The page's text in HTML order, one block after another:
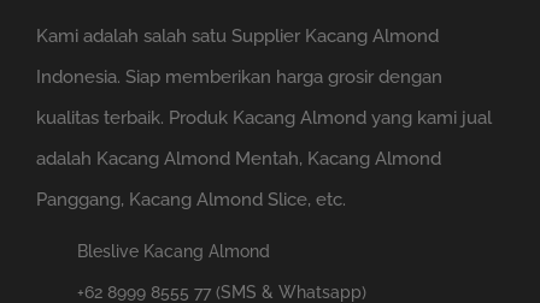
Kami adalah salah satu Supplier Kacang Almond
Indonesia. Siap memberikan harga grosir dengan
kualitas terbaik. Produk Kacang Almond yang kami jual
adalah Kacang Almond Mentah, Kacang Almond
Panggang, Kacang Almond Slice, etc.
Bleslive Kacang Almond
+62 8999 8555 77 (SMS & Whatsapp)